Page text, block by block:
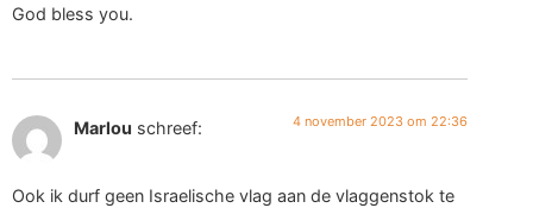
God bless you.
Marlou schreef: 4 november 2023 om 22:36
Ook ik durf geen Israelische vlag aan de vlaggenstok te